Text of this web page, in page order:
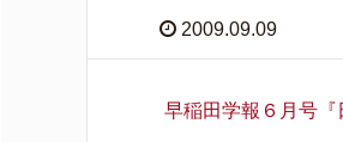
2009.09.09
早稲田学報６月号『